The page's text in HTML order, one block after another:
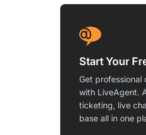
Start Your
Get professional
with LiveAgent.
ticketing, live
base all in one